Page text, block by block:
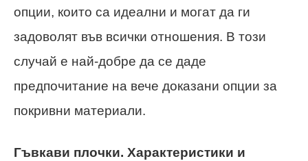
опции, които са идеални и могат да ги
задоволят във всички отношения. В този
случай е най-добре да се даде
предпочитание на вече доказани опции за
покривни материали.
Гъвкави плочки. Характеристики и